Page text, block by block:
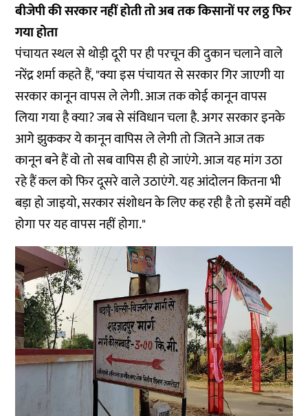
बीजेपी की सरकार नहीं होती तो अब तक किसानों पर लठ्ठ फिर
गया होता
पंचायत स्थल से थोड़ी दूरी पर ही परचून की दुकान चलाने वाले
नरेंद्र शर्मा कहते हैं, "क्या इस पंचायत से सरकार गिर जाएगी या
सरकार कानून वापस ले लेगी. आज तक कोई कानून वापस
लिया गया है क्या? जब से संविधान चला है. अगर सरकार इनके
आगे झुककर ये कानून वापिस ले लेगी तो जितने आज तक
कानून बने हैं वो तो सब वापिस ही हो जाएंगे. आज यह मांग उठा
रहे हैं कल को फिर दूसरे वाले उठाएंगे. यह आंदोलन कितना भी
बड़ा हो जाइयो, सरकार संशोधन के लिए कह रही है तो इसमें वही
होगा पर यह वापस नहीं होगा."